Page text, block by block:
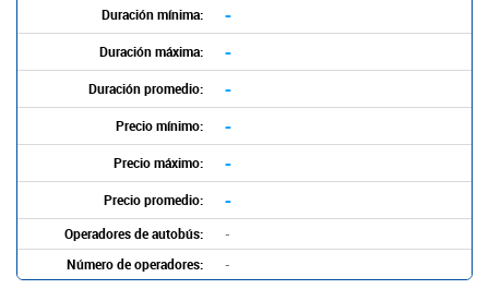
Duración mínima: -
Duración máxima: -
Duración promedio: -
Precio mínimo: -
Precio máximo: -
Precio promedio: -
Operadores de autobús:
-
Número de operadores:
-